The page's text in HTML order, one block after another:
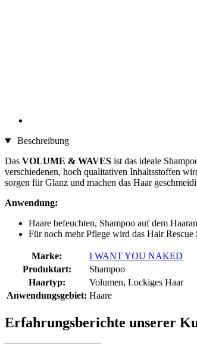
Beschreibung
Das VOLUME & WAVES ist das ideale
verschiedenen, hoch qualitativen Inhaltsstoffen
sorgen für Glanz und machen das Haar
Anwendung:
Haare befeuchten, Shampoo auf dem
Für noch mehr Pflege wird das Hair
Marke:
I WANT YOU NAKED
Produktart:
Shampoo
Haartyp:
Volumen, Lockiges Haar
Anwendungsgebiet: Haare
Erfahrungsberichte unserer